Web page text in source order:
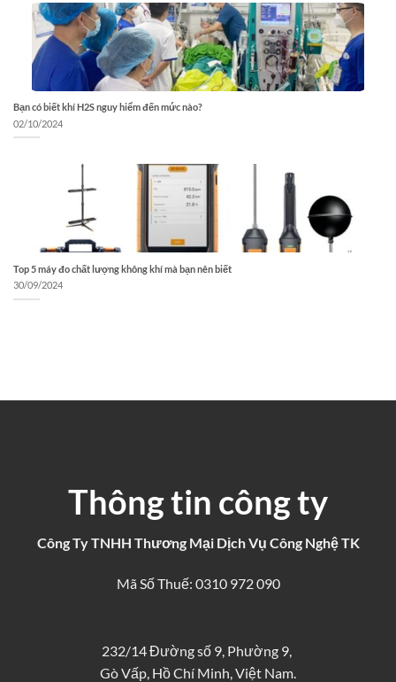
Bạn có biết khí H2S nguy hiểm đến mức nào?
02/10/2024
Top 5 máy đo chất lượng không khí mà bạn nên biết
30/09/2024
Thông tin công ty
Công Ty TNHH Thương Mại Dịch Vụ Công Nghệ TK
Mã Số Thuế: 0310 972 090
232/14 Đường số 9, Phường 9,
Gò Vấp, Hồ Chí Minh, Việt Nam.